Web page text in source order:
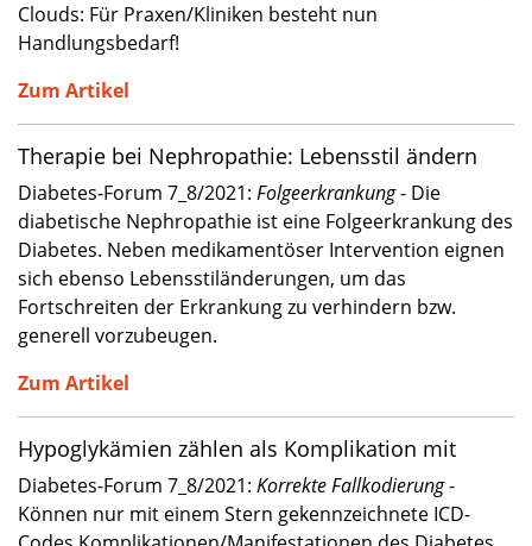
Clouds: Für Praxen/Kliniken besteht nun
Handlungsbedarf!
Zum Artikel
Therapie bei Nephropathie: Lebensstil ändern
Diabetes-Forum 7_8/2021: Folgeerkrankung- Die
diabetische Nephropathie ist eine Folgeerkrankung des
Diabetes. Neben medikamentöser Intervention eignen
sich ebenso Lebensstiländerungen, um das
Fortschreiten der Erkrankung zu verhindern bzw.
generell vorzubeugen.
Zum Artikel
Hypoglykämien zählen als Komplikation mit
Diabetes-Forum 7_8/2021: Korrekte Fallkodierung-
Können nur mit einem Stern gekennzeichnete ICD-